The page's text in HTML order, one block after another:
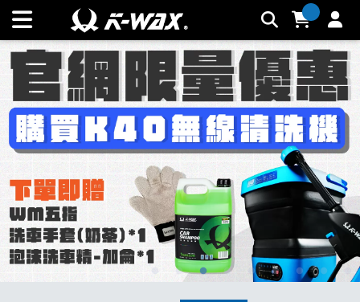
水桶/泡沫壺系列 | K-WAX台灣汽車美容材料